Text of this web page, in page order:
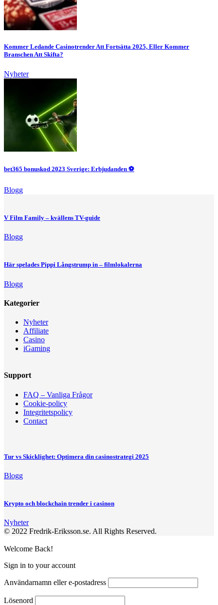
Kommer Ledande Casinotrender Att Fortsätta 2025, Eller Kommer
Branschen Att Skifta?
Nyheter
bet365 bonuskod 2023 Sverige: Erbjudanden ⚽
Blogg
V Film Family – kvällens TV-guide
Blogg
Här spelades Pippi Långstrump in – filmlokalerna
Blogg
Kategorier
Nyheter
Affiliate
Casino
iGaming
Support
FAQ – Vanliga Frågor
Cookie-policy
Integritetspolicy
Contact
Tur vs Skicklighet: Optimera din casinostrategi 2025
Blogg
Krypto och blockchain trender i casinon
Nyheter
© 2022 Fredrik-Eriksson.se. All Rights Reserved.
Welcome Back!
Sign in to your account
Användarnamn eller e-postadress
Lösenord